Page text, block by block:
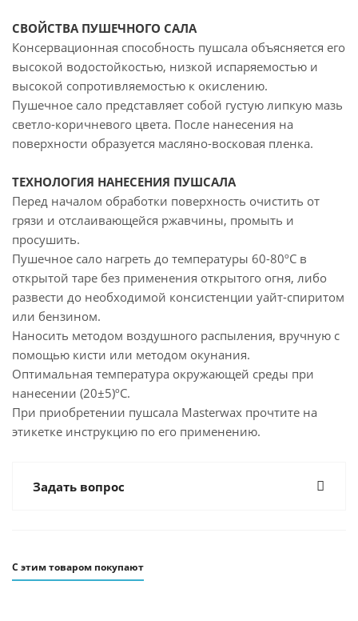
СВОЙСТВА ПУШЕЧНОГО САЛА
Консервационная способность пушсала объясняется его
высокой водостойкостью, низкой испаряемостью и
высокой сопротивляемостью к окислению.
Пушечное сало представляет собой густую липкую мазь
светло-коричневого цвета. После нанесения на
поверхности образуется масляно-восковая пленка.
ТЕХНОЛОГИЯ НАНЕСЕНИЯ ПУШСАЛА
Перед началом обработки поверхность очистить от
грязи и отслаивающейся ржавчины, промыть и
просушить.
Пушечное сало нагреть до температуры 60-80ºС в
открытой таре без применения открытого огня, либо
развести до необходимой консистенции уайт-спиритом
или бензином.
Наносить методом воздушного распыления, вручную с
помощью кисти или методом окунания.
Оптимальная температура окружающей среды при
нанесении (20±5)ºС.
При приобретении пушсала Masterwax прочтите на
этикетке инструкцию по его применению.
Задать вопрос
С этим товаром покупают